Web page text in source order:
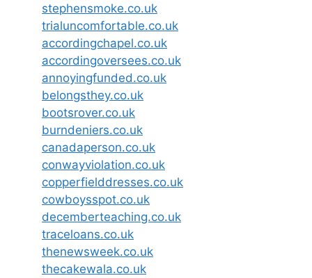
stephensmoke.co.uk
trialuncomfortable.co.uk
accordingchapel.co.uk
accordingoversees.co.uk
annoyingfunded.co.uk
belongsthey.co.uk
bootsrover.co.uk
burndeniers.co.uk
canadaperson.co.uk
conwayviolation.co.uk
copperfielddresses.co.uk
cowboysspot.co.uk
decemberteaching.co.uk
traceloans.co.uk
thenewsweek.co.uk
thecakewala.co.uk